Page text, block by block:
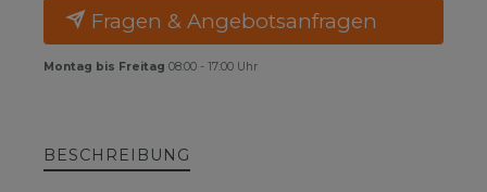
Fragen & Angebotsanfragen
Montag bis Freitag 08:00 - 17:00 Uhr
BESCHREIBUNG